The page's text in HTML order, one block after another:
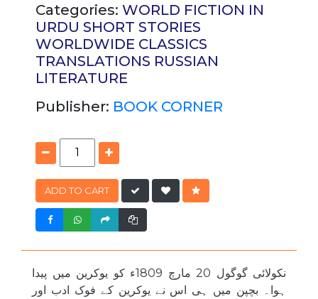
Categories: WORLD FICTION IN
URDU SHORT STORIES
WORLDWIDE CLASSICS
TRANSLATIONS RUSSIAN
LITERATURE
Publisher: BOOK CORNER
ADD TO CART
نکولائی گوگول 20 مارچ 1809ء کو یوکرین میں پیدا
ہوا۔ بچپن میں ہی اس نے یوکرین کے فوک ادب اور